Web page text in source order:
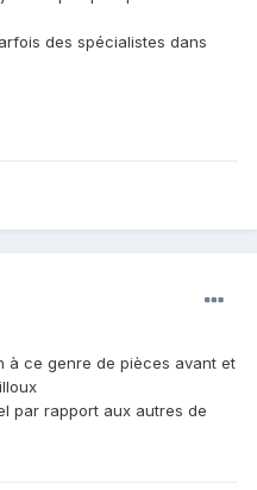
des spécialistes dans
à ce genre de pièces avant et
par rapport aux autres de